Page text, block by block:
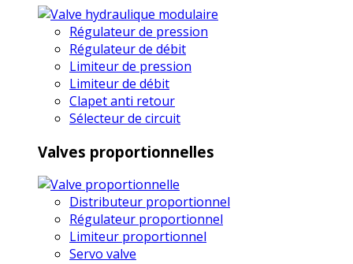
Régulateur de pression
Régulateur de débit
Limiteur de pression
Limiteur de débit
Clapet anti retour
Sélecteur de circuit
Valves proportionnelles
Distributeur proportionnel
Régulateur proportionnel
Limiteur proportionnel
Servo valve